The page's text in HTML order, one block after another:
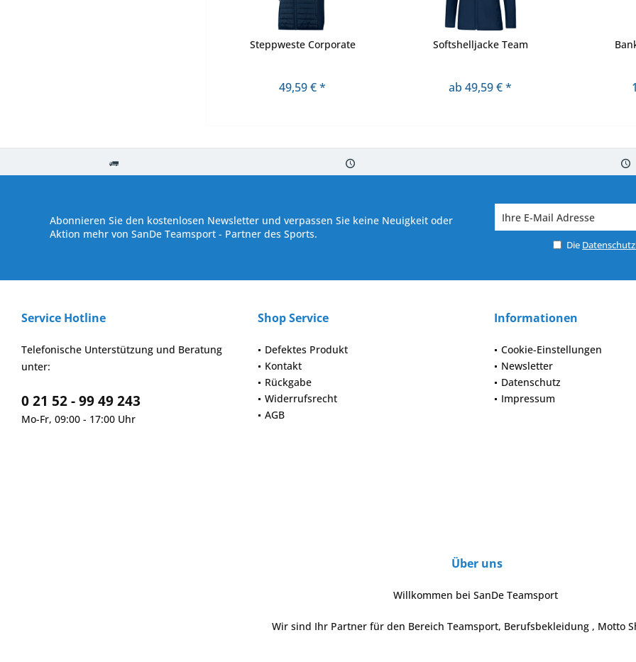
Steppweste Corporate
49,59 € *
Softshelljacke Team
ab 49,59 € *
Abonnieren Sie den kostenlosen Newsletter und verpassen Sie keine Neuigkeit oder
Aktion mehr von SanDe Teamsport - Partner des Sports.
Die
Service Hotline
Telefonische Unterstützung und Beratung
unter:
0 21 52 - 99 49 243
Mo-Fr, 09:00 - 17:00 Uhr
Shop Service
Defektes Produkt
Kontakt
Rückgabe
Widerrufsrecht
AGB
Informationen
Cookie-Einstellungen
Newsletter
Datenschutz
Impressum
Über uns
Willkommen bei SanDe Teamsport
Wir sind Ihr Partner für den Bereich Teamsport, Berufsbekleidung , Motto